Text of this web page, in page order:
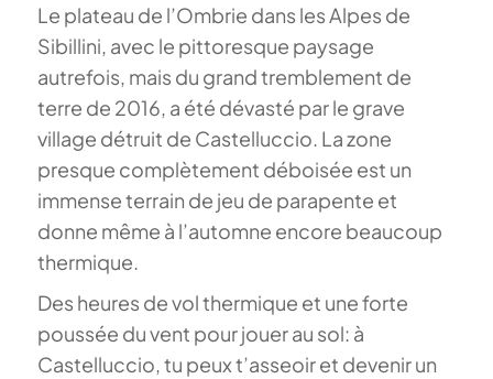
Le plateau de l’Ombrie dans les Alpes de
Sibillini, avec le pittoresque paysage
autrefois, mais du grand tremblement de
terre de 2016, a été dévasté par le grave
village détruit de Castelluccio. La zone
presque complètement déboisée est un
immense terrain de jeu de parapente et
donne même à l’automne encore beaucoup
thermique.
Des heures de vol thermique et une forte
poussée du vent pour jouer au sol: à
Castelluccio, tu peux t’asseoir et devenir un